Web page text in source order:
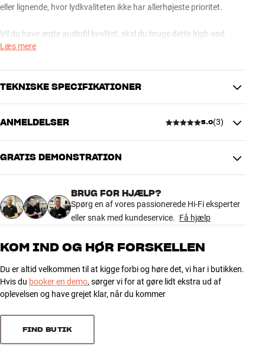
eller lignende, hvor lydkvaliteten ikke har allerhøjeste prioritet.
Vil du have ægte audiofil kvalitet, skal du bruge dette high-end
modul, som giver dig 2 x RCA line-in, pladespillerindgang/RIAA
analogmodulet monteret kan du være sikker på at få en helt
kompromisløs lydkvalitet til alle dine analoge musikkilder.
eller eftermonteres. Prismæssigt er det dog en fordel at købe den
Lyngdorf high-end analog input modulet monteres på HiFi
Klubbens serviceværksted. Montering er inkluderet i prisen. Kontakt
Mere fra Lyngdorf
Læs mere
TEKNISKE SPECIFIKATIONER
DIMENSIONER OG DESIGN
Farve
Sort
Vægt (kg)
Mål (emballage)
dybde)
GENERELLE EGENSKABER
High-end analogt indbygningsmodul til Lyngdorf TDAI-2170 og
TDAI-3400 stereoforstærkere
Indgange: 2 x L/R RCA (ubalanceret), 1 x L/R XLR (balanceret), 1 x
Phono/RCA pladespiller/RIAA (MM)
Monteres på HiFi Klubbens serviceværksted. Montering er
ANMELDELSER 5.0(3)
5.0
3 anmeldelser
3 0
2
Sorter efter
GRATIS DEMONSTRATION
BRUG FOR HJÆLP?
Spørg en af vores passionerede Hi-Fi eksperter
eller snak med kundeservice. Få hjælp
KOM IND OG HØR FORSKELLEN
Du er altid velkommen til at kigge forbi og høre det, vi har i butikken.
Hvis du booker en demo, sørger vi for at gøre lidt ekstra ud af
oplevelsen og have grejet klar, når du kommer
FIND BUTIK